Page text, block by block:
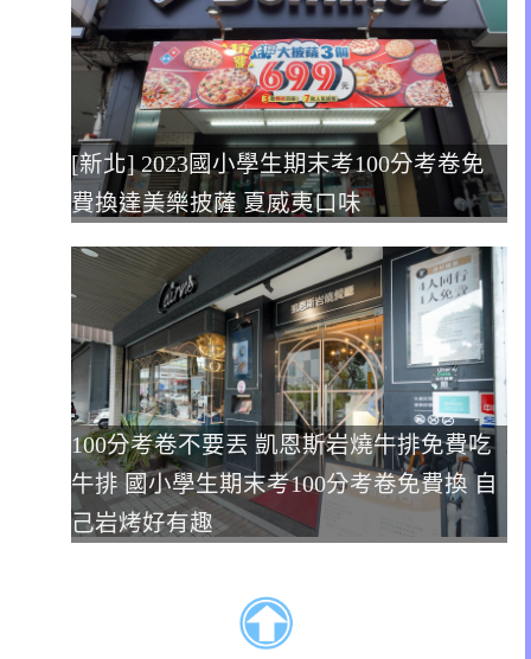
[新北] 2023國小學生期末考100分考卷免
費換達美樂披薩 夏威夷口味
100分考卷不要丟 凱恩斯岩燒牛排免費吃
牛排 國小學生期末考100分考卷免費換 自
己岩烤好有趣